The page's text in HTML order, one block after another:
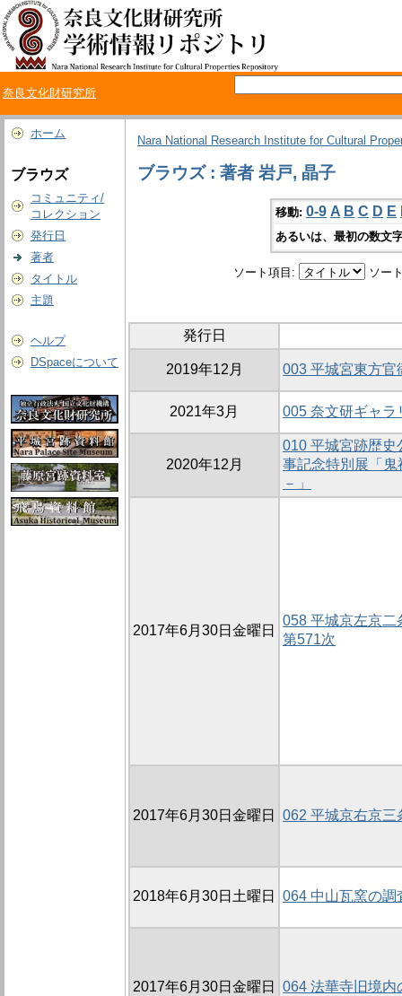
奈良文化財研究所
ホーム
ブラウズ
コミュニティ/
コレクション
発行日
著者
タイトル
主題
ヘルプ
DSpaceについて
Nara National Research Institute for Cultural
ブラウズ : 著者 岩戸, 晶子
移動: 0-9 A B C D E
あるいは、最初の数文
ソート項目: ソー
発行日
2019年12月 003 平城宮東方官
2021年3月 005 奈文研ギャラ
2020年12月
010 平城宮跡歴史
事記念特別展「
－」
2017年6月30日金曜日
058 平城京左京二
第571次
2017年6月30日金曜日 062 平城京右京三
2018年6月30日土曜日 064 中山瓦窯の調
2017年6月30日金曜日 064 法華寺旧境内